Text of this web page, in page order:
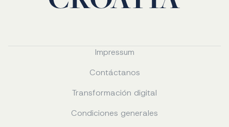
Impressum
Contáctanos
Transformación digital
Condiciones generales